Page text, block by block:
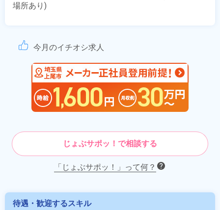
場所あり)
今月のイチオシ求人
じょぶサポッ！で相談する
「じょぶサポッ！」って何？
待遇・歓迎するスキル